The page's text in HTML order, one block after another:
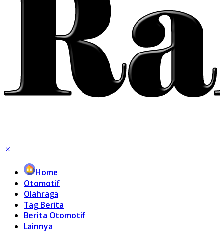
Home
Otomotif
Olahraga
Tag Berita
Berita Otomotif
Lainnya